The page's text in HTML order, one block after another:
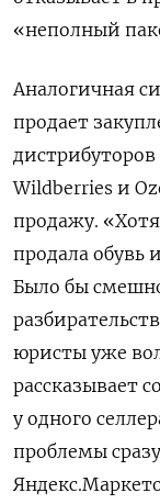
«неполный
Аналогичная
продает
Wildberries и
продажу.
продала
Было бы
юристы уже
рассказывает
у одного
проблемы